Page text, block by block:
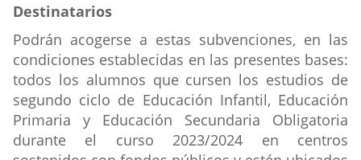
Destinatarios
ayuda
Destinatarios
Podrán acogerse a estas subvenciones, en las
condiciones establecidas en las presentes bases:
todos los alumnos que cursen los estudios de
segundo ciclo de Educación Infantil, Educación
Primaria y Educación Secundaria Obligatoria
durante el curso 2023/2024 en centros